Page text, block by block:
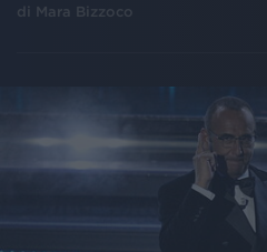
di Mara Bizzoco